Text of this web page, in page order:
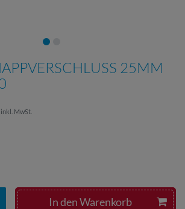
25MM
inkl. MwSt.
In den Warenkorb